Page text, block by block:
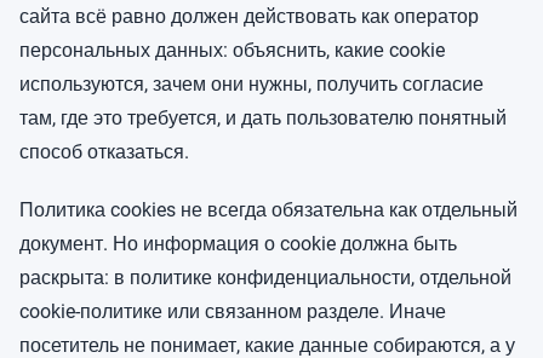
сайта всё равно должен действовать как оператор
персональных данных: объяснить, какие cookie
используются, зачем они нужны, получить согласие
там, где это требуется, и дать пользователю понятный
способ отказаться.
Политика cookies не всегда обязательна как отдельный
документ. Но информация о cookie должна быть
раскрыта: в политике конфиденциальности, отдельной
cookie-политике или связанном разделе. Иначе
посетитель не понимает, какие данные собираются, а у